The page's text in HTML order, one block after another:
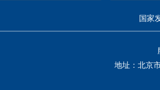
国家
地址：北京